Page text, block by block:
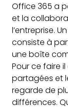
Office 365 a
et la
l’entreprise.
consiste à
une boîte
Pour ce faire
partagées et
regarde de
différences.